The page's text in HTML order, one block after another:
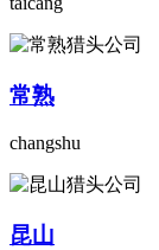
常熟
changshu
昆山